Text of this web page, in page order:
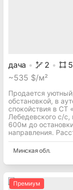
дача 2
~535 $/м²
Продается
обстановкой, в
спокойствия в СТ
Лебедевского с/
600м до
направления.
Минская обл.
Премиум